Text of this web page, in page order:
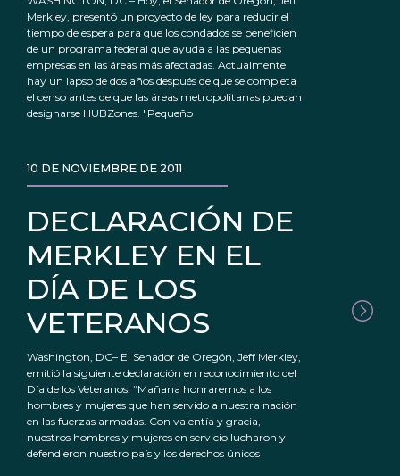
Merkley, presentó un proyecto de ley para reducir el
tiempo de espera para que los condados se beneficien
de un programa federal que ayuda a las pequeñas
empresas en las áreas más afectadas. Actualmente
hay un lapso de dos años después de que se completa
el censo antes de que las áreas metropolitanas puedan
designarse HUBZones. "Pequeño
DECLARACIÓN DE
MERKLEY EN EL
DÍA DE LOS
VETERANOS
10 DE NOVIEMBRE DE 2011
Washington, DC– El Senador de Oregón, Jeff Merkley,
emitió la siguiente declaración en reconocimiento del
Día de los Veteranos. “Mañana honraremos a los
hombres y mujeres que han servido a nuestra nación
en las fuerzas armadas. Con valentía y gracia,
nuestros hombres y mujeres en servicio lucharon y
defendieron nuestro país y los derechos únicos